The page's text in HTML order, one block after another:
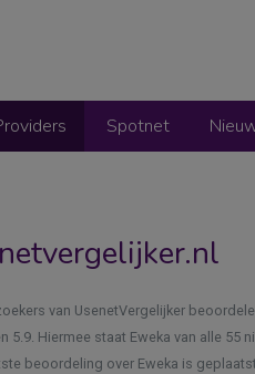
Spotnet
van UsenetVergelijker
5.9. Hiermee staat Eweka van alle
beoordeling over Eweka is